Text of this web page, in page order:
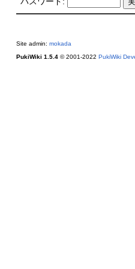
Site admin: mokada
PukiWiki 1.5.4© 2001-2022 PukiWiki